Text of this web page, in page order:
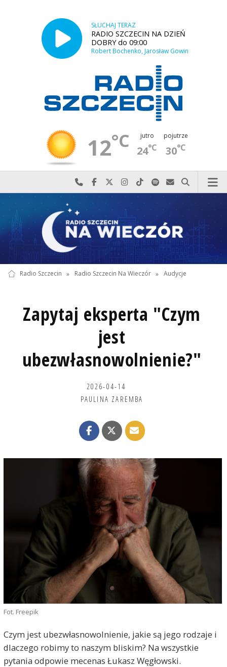
SŁUCHAJ TERAZ
RADIO SZCZECIN NA DZIEŃ
DOBRY do 09:00
Robert Bochenko, Jarosław Gowin
12°C jutro
24°C
pojutrze
30°C
Najlepiej po prostu do nas zadzwoń
Odwiedź nas na Facebook-u
Odwiedź nas na X
Odwiedź nas na Instagram-ie
Odwiedź nas na TikTok-u
Szukaj nas na Spotify
Wyślij do nas
Szukaj
Radio Szczecin » Radio Szczecin Na Wieczór » Audycje
Zapytaj eksperta "Czym
jest
ubezwłasnowolnienie?"
2026-04-14
PAULINA ZAREMBA
Fot. Freepik
Czym jest ubezwłasnowolnienie, jakie są jego rodzaje i
dlaczego robimy to naszym bliskim? Na wszystkie
pytania odpowie mecenas Łukasz Węgłowski.